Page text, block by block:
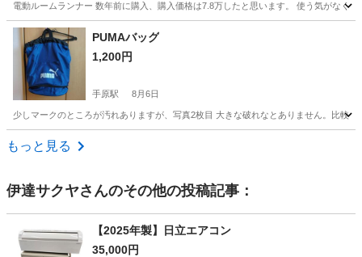
電動ルームランナー 数年前に購入、購入価格は7.8万したと思います。 使う気がなく
滋賀 大津市 近江舞子駅
PUMAバッグ
1,200円
手原駅 8月6日
少しマークのところが汚れありますが、写真2枚目 大きな破れなとありません。比較
滋賀 栗東市
もっと見る
伊達サクヤさんのその他の投稿記事：
【2025年製】日立エアコン
35,000円